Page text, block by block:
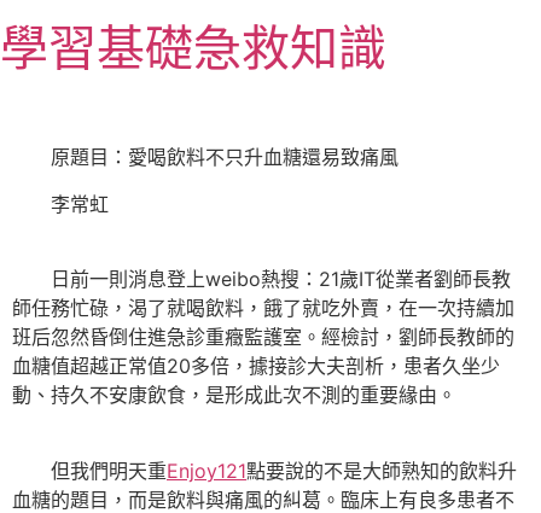
至
主
學習基礎急救知識
原題目：愛喝飲料不只升血糖還易致痛風
李常虹
日前一則消息登上weibo熱搜：21歲IT從業者劉師長教
師任務忙碌，渴了就喝飲料，餓了就吃外賣，在一次持續加
班后忽然昏倒住進急診重癥監護室。經檢討，劉師長教師的
血糖值超越正常值20多倍，據接診大夫剖析，患者久坐少
動、持久不安康飲食，是形成此次不測的重要緣由。
但我們明天重Enjoy121點要說的不是大師熟知的飲料升
血糖的題目，而是飲料與痛風的糾葛。臨床上有良多患者不